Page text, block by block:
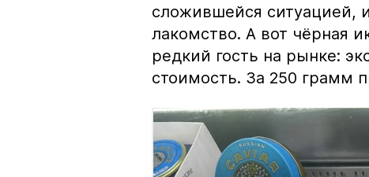
сложившейся ситуацией,
лакомство. А вот чёрная
редкий гость на рынке:
стоимость. За 250 грамм